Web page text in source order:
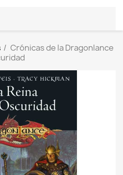
Crónicas de la Dragonlance